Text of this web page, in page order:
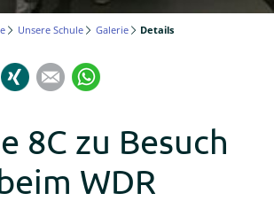
Unsere Schule Galerie Details
LinkedInXing Mail
8C zu Besuch
WDR